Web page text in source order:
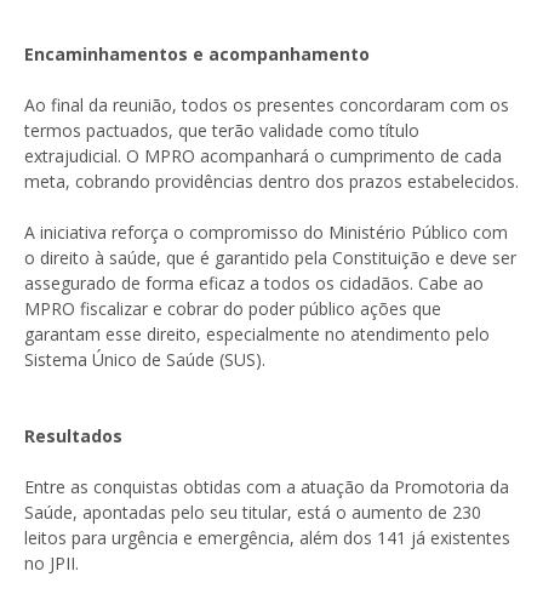
Encaminhamentos e acompanhamento
Ao final da reunião, todos os presentes concordaram com os
termos pactuados, que terão validade como título
extrajudicial. O MPRO acompanhará o cumprimento de cada
meta, cobrando providências dentro dos prazos estabelecidos.
A iniciativa reforça o compromisso do Ministério Público com
o direito à saúde, que é garantido pela Constituição e deve ser
assegurado de forma eficaz a todos os cidadãos. Cabe ao
MPRO fiscalizar e cobrar do poder público ações que
garantam esse direito, especialmente no atendimento pelo
Sistema Único de Saúde (SUS).
Resultados
Entre as conquistas obtidas com a atuação da Promotoria da
Saúde, apontadas pelo seu titular, está o aumento de 230
leitos para urgência e emergência, além dos 141 já existentes
no JPII.